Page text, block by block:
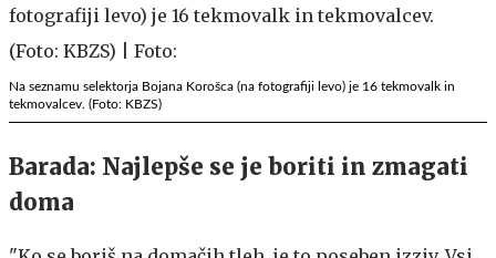
Na seznamu selektorja Bojana Korošca (na fotografiji levo) je 16 tekmovalk in
tekmovalcev. (Foto: KBZS)
Barada: Najlepše se je boriti in zmagati
doma